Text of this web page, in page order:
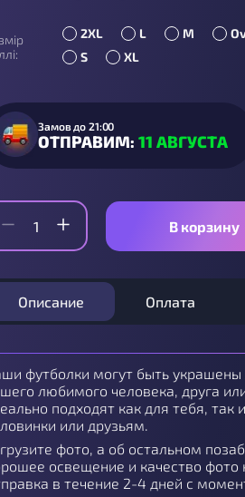
2XL L M
S
XL
Замов до 21:00
ОТПРАВИМ: 11 АВГУСТА
В корзину
Описание Оплата
футболки могут быть
любимого человека, друга
подходят как для тебя, так
или друзьям.
фото, а об остальном
освещение и качество фото
в течение 2-4 дней с